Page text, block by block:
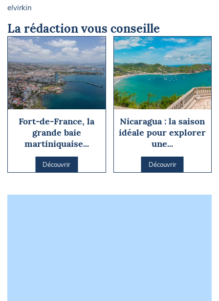
elvirkin
La rédaction vous conseille
Fort-de-France, la
grande baie
martiniquaise...
Découvrir
Nicaragua : la saison
idéale pour explorer
une...
Découvrir